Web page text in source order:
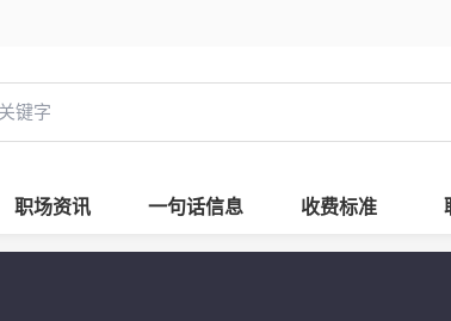
职场资讯 一句话信息 收费标准